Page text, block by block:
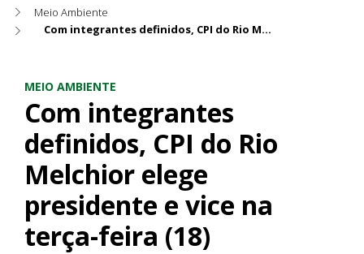
Meio Ambiente
Com integrantes definidos, CPI do Rio Melchior elege presidente e vice na terça-feira (18)
MEIO AMBIENTE
Com integrantes
definidos, CPI do Rio
Melchior elege
presidente e vice na
terça-feira (18)